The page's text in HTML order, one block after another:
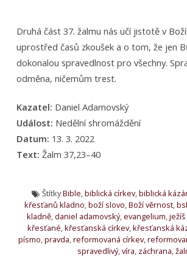
Druhá část 37. žalmu nás učí jistotě v
uprostřed časů zkoušek a o tom, že jen
dokonalou spravedlnost pro všechny.
odměna, ničemům trest.
Kazatel: Daniel Adamovský
Událost: Nedělní shromáždění
Datum: 13. 3. 2022
Text: Žalm 37,23–40
ŠtítkyBible,biblická církev,biblická
křesťanů kladno,boží slovo,Boží věrnost,
kladně,daniel adamovský,evangelium,
křesťané,křesťanská církev,křesťanská
písmo,pravda,reformovaná církev,
spravedlivý,víra, záchrana,